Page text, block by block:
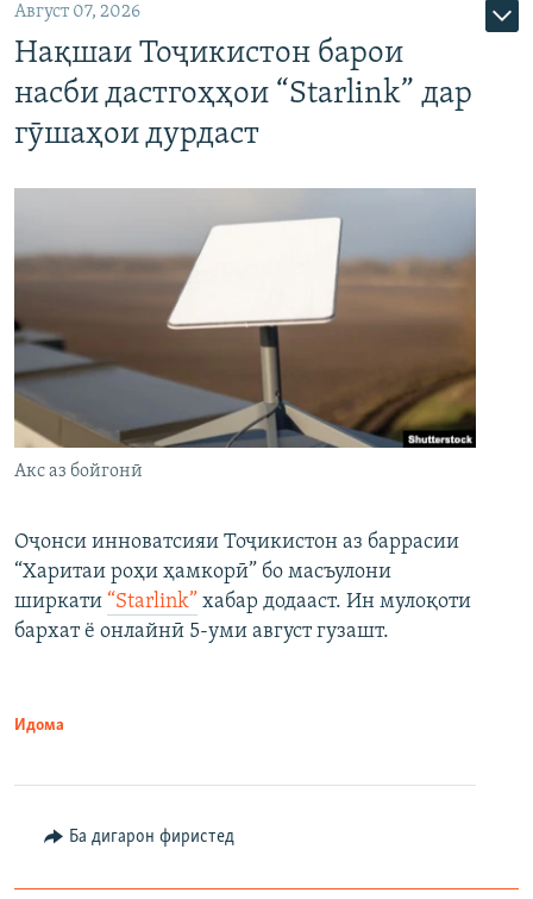
Август 07, 2026
Нақшаи Тоҷикистон барои
насби дастгоҳҳои “Starlink” дар
гӯшаҳои дурдаст
Акс аз бойгонӣ
Оҷонси инноватсияи Тоҷикистон аз баррасии
“Харитаи роҳи ҳамкорӣ” бо масъулони
ширкати “Starlink” хабар додааст. Ин мулоқоти
бархат ё онлайнӣ 5-уми август гузашт.
Идома
Ба дигарон фиристед